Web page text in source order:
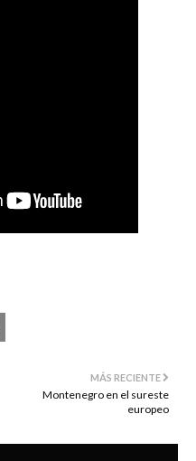
MÁS RECIENTE
Montenegro en el sureste
europeo